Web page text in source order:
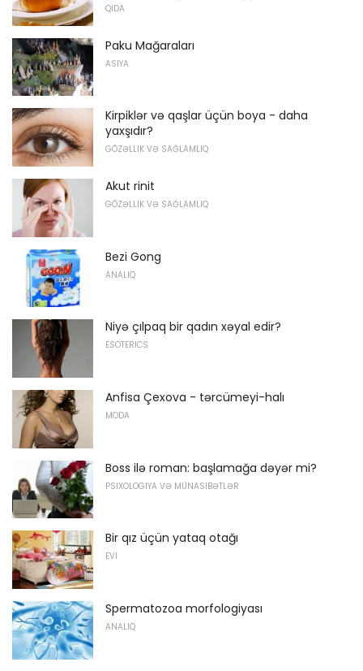
QIDA
Paku Mağaraları
ASIYA
Kirpiklər və qaşlar üçün boya - daha
yaxşıdır?
GÖZƏLLIK VƏ SAĞLAMLIQ
Akut rinit
GÖZƏLLIK VƏ SAĞLAMLIQ
Bezi Gong
ANALIQ
Niyə çılpaq bir qadın xəyal edir?
ESOTERICS
Anfisa Çexova - tərcümeyi-halı
MODA
Boss ilə roman: başlamağa dəyər mi?
PSIXOLOGIYA VƏ MÜNASIBƏTLƏR
Bir qız üçün yataq otağı
EVI
Spermatozoa morfologiyası
ANALIQ